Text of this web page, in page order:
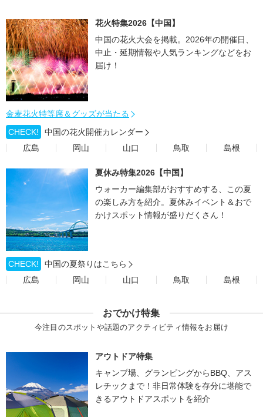
花火特集2026【中国】
中国の花火大会を掲載。2026年の開催日、
中止・延期情報や人気ランキングなどをお
届け！
金麦花火特等席＆グッズが当たる
CHECK!
中国の花火開催カレンダー
広島
岡山 山口 鳥取 島根
夏休み特集2026【中国】
ウォーカー編集部がおすすめする、この夏
の楽しみ方を紹介。夏休みイベント＆おで
かけスポット情報が盛りだくさん！
CHECK!
中国の夏祭りはこちら
広島
岡山 山口 鳥取 島根
おでかけ特集
今注目のスポットや話題のアクティビティ情報をお届け
アウトドア特集
キャンプ場、グランピングからBBQ、アス
レチックまで！非日常体験を存分に堪能で
きるアウトドアスポットを紹介